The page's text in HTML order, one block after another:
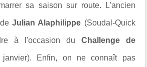
sa saison sur route. L'ancien
Julian Alaphilippe (Soudal-Quick
à l'occasion du Challenge de
janvier). Enfin, on ne connaît pas